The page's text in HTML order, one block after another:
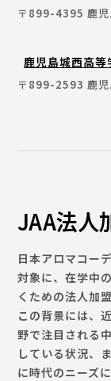
〒899-4395 鹿児
鹿児島城西高等
〒899-2593 鹿児
JAA法人
日本アロマコー
対象に、在学中
くための法人加
この背景には、
野で注目される
している状況、
に時代のニーズ